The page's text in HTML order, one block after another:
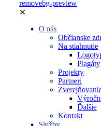
✕
O nás
Občianske
Na stiahnutie
Plagáty
Projekty
Partneri
Ďalšie
Kontakt
Služby